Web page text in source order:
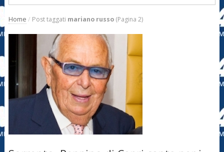
Home / Post taggati mariano russo(Pagina 2)